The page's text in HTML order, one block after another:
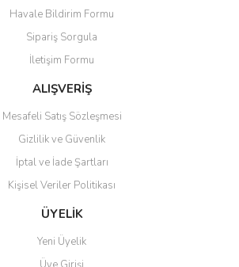
eksik bilgiler bulunuyor.
hatalar bulunuyor.
daha pahalı.
alternatifler olmalı.
Gönder
Havale Bildirim Formu
Sipariş Sorgula
İletişim Formu
ALIŞVERİŞ
Mesafeli Satış Sözleşmesi
Gizlilik ve Güvenlik
İptal ve İade Şartları
Kişisel Veriler Politikası
ÜYELİK
Yeni Üyelik